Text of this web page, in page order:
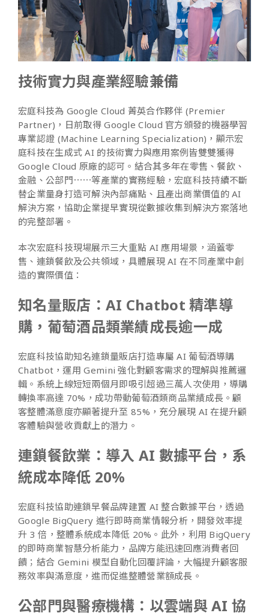
技術實力與產業經驗兼備
宏庭科技為 Google Cloud 菁英合作夥伴 (Premier
Partner)，日前取得 Google Cloud 官方頒發的機器學習
專業認證 (Machine Learning Specialization)，顯示宏
庭科技在生成式 AI 的技術實力與應用案例皆雙雙獲得
Google Cloud 原廠的認可。結合其多年在零售、餐飲、
金融、公部門⋯⋯等產業的實務經驗，宏庭科技持續不斷
替企業量身打造可解決內部痛點、且產出商業價值的 AI
解決方案，協助企業提早實現從數據收集到解決方案落地
的完整部署。
本次宏庭科技現場展示三大重點 AI 應用場景，涵蓋零
售、連鎖餐飲及公共領域，具體展現 AI 在不同產業中創
造的實際價值：
知名量販店：AI Chatbot 精準導
購，葡萄酒品類業績成長逾一成
宏庭科技協助知名連鎖量販店打造專屬 AI 葡萄酒導購
Chatbot，運用 Gemini 強化對顧客需求的理解與推薦邏
輯。系統上線短短兩個月即吸引超過三萬人次使用，導購
轉換率高達 70%，成功帶動葡萄酒類商品業績成長。顧
客整體滿意度亦顯著提升至 85%，充分展現 AI 在提升顧
客體驗與營收貢獻上的潛力。
連鎖餐飲業：導入 AI 數據平台，系
統成本降低 20%
宏庭科技協助連鎖早餐品牌建置 AI 整合數據平台，透過
Google BigQuery 進行即時商業情報分析，開發效率提
升 3 倍，整體系統成本降低 20%。此外，利用 BigQuery
的即時商業智慧分析能力，品牌方能迅速回應消費者回
饋；結合 Gemini 模型自動化回覆評論，大幅提升顧客服
務效率與滿意度，進而促進整體營業額成長。
公部門與醫療機構：以雲端與 AI 協